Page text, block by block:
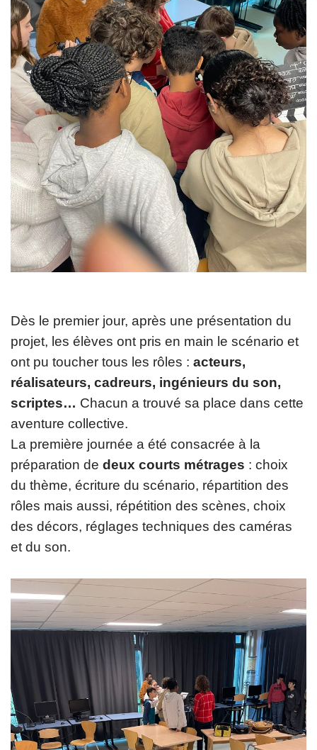
Dès le premier jour, après une présentation du
projet, les élèves ont pris en main le scénario et
ont pu toucher tous les rôles : acteurs,
réalisateurs, cadreurs, ingénieurs du son,
scriptes… Chacun a trouvé sa place dans cette
aventure collective.
La première journée a été consacrée à la
préparation de deux courts métrages : choix
du thème, écriture du scénario, répartition des
rôles mais aussi, répétition des scènes, choix
des décors, réglages techniques des caméras
et du son.